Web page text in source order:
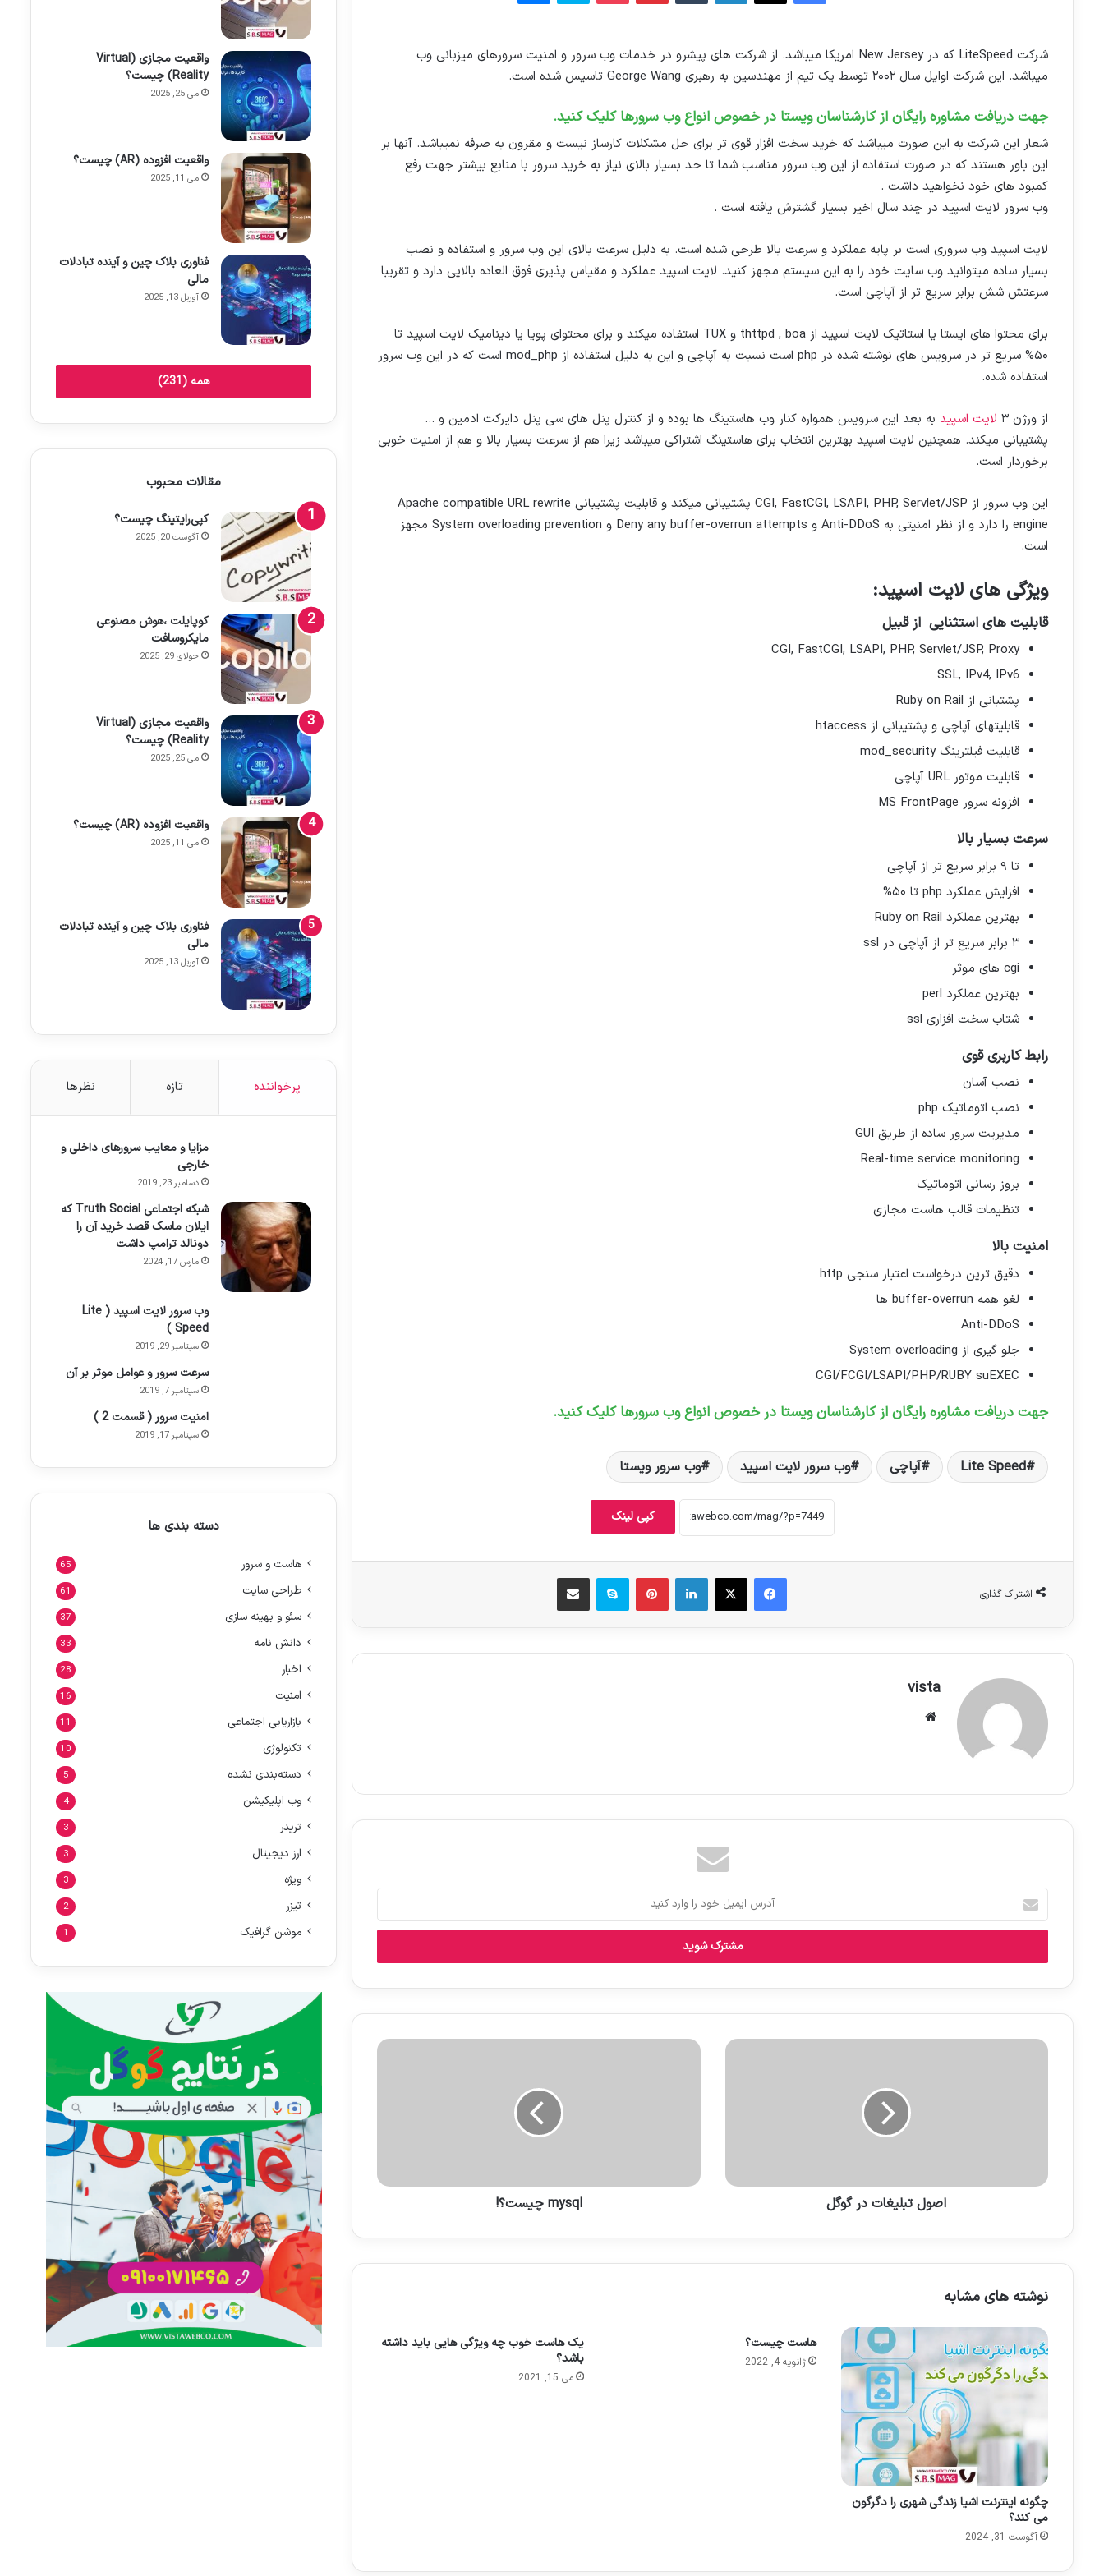
شرکت LiteSpeed که در New Jersey امریکا میباشد. از شرکت های پیشرو در خدمات وب سرور و امنیت سرورهای میزبانی وب
میباشد. این شرکت اوایل سال ۲۰۰۲ توسط یک تیم از مهندسین به رهبری George Wang تاسیس شده است.
جهت دریافت مشاوره رایگان از کارشناسان ویستا در خصوص انواع وب سرورها کلیک کنید.
شعار این شرکت به این صورت میباشد که خرید سخت افزار قوی تر برای حل مشکلات کارساز نیست و مقرون به صرفه نمیباشد. آنها بر
این باور هستند که در صورت استفاده از این وب سرور مناسب شما تا حد بسیار بالای نیاز به خرید سرور با منابع بیشتر جهت رفع
کمبود های خود نخواهید داشت .
وب سرور لایت اسپید در چند سال اخیر بسیار گشترش یافته است .
لایت اسپید وب سروری است بر پایه عملکرد و سرعت بالا طرحی شده است. به دلیل سرعت بالای این وب سرور و استفاده و نصب
بسیار ساده میتوانید وب سایت خود را به این سیستم مجهز کنید. لایت اسپید عملکرد و مقیاس پذیری فوق العاده بالایی دارد و تقریبا
سرعتش شش برابر سریع تر از آپاچی است.
برای محتوا های ایستا یا استاتیک لایت اسپید از thttpd , boa و TUX استفاده میکند و برای محتوای پویا یا دینامیک لایت اسپید تا
۵۰% سریع تر در سرویس های نوشته شده در php است نسبت به آپاچی و این به دلیل استفاده از mod_php است که در این وب سرور
استفاده شده.
از ورژن ۳ لایت اسپید به بعد این سرویس همواره کنار وب هاستینگ ها بوده و از کنترل پنل های سی پنل دایرکت ادمین و …
پشتیبانی میکند. همچنین لایت اسپید بهترین انتخاب برای هاستینگ اشتراکی میباشد زیرا هم از سرعت بسیار بالا و هم از امنیت خوبی
برخوردار است.
این وب سرور از CGI, FastCGI, LSAPI, PHP, Servlet/JSP پشتیبانی میکند و قابلیت پشتیبانی Apache compatible URL rewrite
engine را دارد و از نظر امنیتی به Anti-DDoS و Deny any buffer-overrun attempts و System overloading prevention مجهز
است.
ویژگی های لایت اسپید:
قابلیت های استثنایی از قبیل
CGI, FastCGI, LSAPI, PHP, Servlet/JSP, Proxy
SSL, IPv4, IPv6
پشتبانی از Ruby on Rail
قابلیتهای آپاچی و پشتیبانی از htaccess
قابلیت فیلترینگ mod_security
قابلیت موتور URL آپاچی
افزونه سرور MS FrontPage
سرعت بسیار بالا
تا ۹ برابر سریع تر از آپاچی
افزایش عملکرد php تا ۵۰%
بهترین عملکرد Ruby on Rail
۳ برابر سریع تر از آپاچی در ssl
cgi های موثر
بهترین عملکرد perl
شتاب سخت افزاری ssl
رابط کاربری قوی
نصب آسان
نصب اتوماتیک php
مدیریت سرور ساده از طریق GUI
Real-time service monitoring
بروز رسانی اتوماتیک
تنظیمات قالب هاست مجازی
امنیت بالا
دقیق ترین درخواست اعتبار سنجی http
لغو همه buffer-overrun ها
Anti-DDoS
جلو گیری از System overloading
CGI/FCGI/LSAPI/PHP/RUBY suEXEC
جهت دریافت مشاوره رایگان از کارشناسان ویستا در خصوص انواع وب سرورها کلیک کنید.
Lite Speed آپاچی وب سرور لایت اسپید وب سرور ویستا
کپی لینک
اشتراک گذاری
فیس بوک X لینکدین ‫پین‌ترستاسکایپ اشتراک گذاری از طریق ایمیل
vista
آدرس
ایمیل
خود
وارد
اصول تبلیغات در گوگل mysql چیست؟!
نوشته های مشابه
چگونه اینترنت اشیا زندگی شهری را دگرگون
می کند؟
آگوست 31, 2024
هاست چیست؟
ژانویه 4, 2022
یک هاست خوب چه ویژگی هایی باید داشته
باشد؟
می 15, 2021
واقعیت مجازی (Virtual
Reality) چیست؟
می 25, 2025
واقعیت افزوده (AR) چیست؟
می 11, 2025
فناوری بلاک چین و آینده تبادلات
مالی
آوریل 13, 2025
همه (231)
مقالات محبوب
کپی‌رایتینگ چیست؟
آگوست 20, 2025
کوپایلت ،هوش مصنوعی
مایکروسافت
جولای 29, 2025
واقعیت مجازی (Virtual
Reality) چیست؟
می 25, 2025
واقعیت افزوده (AR) چیست؟
می 11, 2025
فناوری بلاک چین و آینده تبادلات
مالی
آوریل 13, 2025
پرخواننده تازه نظرها
مزایا و معایب سرورهای داخلی و
خارجی
دسامبر 23, 2019
شبکه اجتماعی Truth Social که
ایلان ماسک قصد خرید آن را
دونالد ترامپ داشت
مارس 17, 2024
وب سرور لایت اسپید ( Lite
Speed )
سپتامبر 29, 2019
سرعت سرور و عوامل موثر بر آن
سپتامبر 7, 2019
امنیت سرور ( قسمت 2 )
سپتامبر 17, 2019
دسته بندی ها
هاست و سرور 65
طراحی سایت 61
سئو و بهینه سازی 37
دانش نامه 33
اخبار 28
امنیت 16
بازاریابی اجتماعی 11
تکنولوژی 10
دسته‌بندی نشده 5
وب اپلیکیشن 4
تریدر 3
ارز دیجیتال 3
ویژه 3
تیزر 2
موشن گرافیک 1